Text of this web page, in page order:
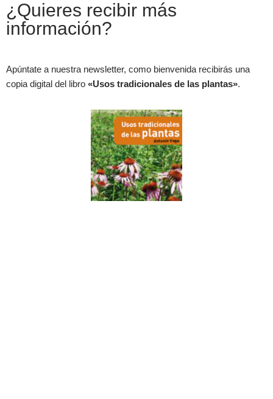
¿Quieres recibir más
información?
Apúntate a nuestra newsletter, como bienvenida recibirás una
copia digital del libro «Usos tradicionales de las plantas».